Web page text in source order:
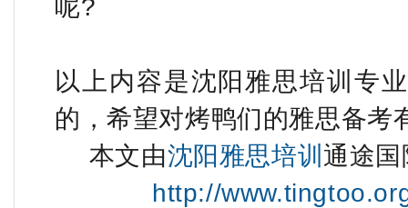
呢?
以上内容是沈阳雅思培训专
的，希望对烤鸭们的雅思备考
本文由沈阳雅思培训 通途
http://